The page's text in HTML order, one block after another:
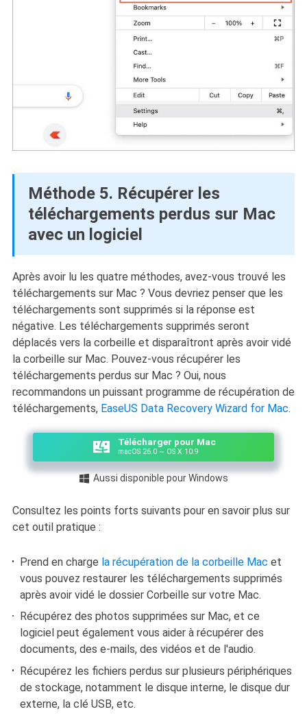
Méthode 5. Récupérer les
téléchargements perdus sur Mac
avec un logiciel
Après avoir lu les quatre méthodes, avez-vous trouvé les
téléchargements sur Mac ? Vous devriez penser que les
téléchargements sont supprimés si la réponse est
négative. Les téléchargements supprimés seront
déplacés vers la corbeille et disparaîtront après avoir vidé
la corbeille sur Mac. Pouvez-vous récupérer les
téléchargements perdus sur Mac ? Oui, nous
recommandons un puissant programme de récupération de
téléchargements, EaseUS Data Recovery Wizard for Mac.
Télécharger pour Mac
macOS 26.0 ~ OS X 10.9
 Aussi disponible pour Windows
Consultez les points forts suivants pour en savoir plus sur
cet outil pratique :
Prend en charge la récupération de la corbeille Mac et
vous pouvez restaurer les téléchargements supprimés
après avoir vidé le dossier Corbeille sur votre Mac.
Récupérez des photos supprimées sur Mac, et ce
logiciel peut également vous aider à récupérer des
documents, des e-mails, des vidéos et de l'audio.
Récupérez les fichiers perdus sur plusieurs périphériques
de stockage, notamment le disque interne, le disque dur
externe, la clé USB, etc.